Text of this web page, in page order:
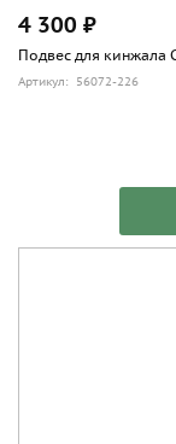
4 300 ₽
Подвес для кинжала
Артикул: 56072-226